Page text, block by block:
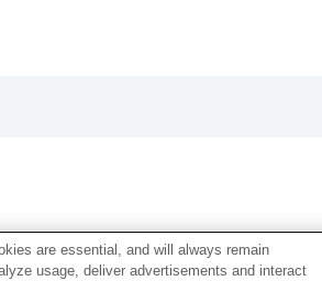
are essential, and will always remain
usage, deliver advertisements and interact